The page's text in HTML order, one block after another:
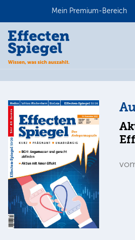
Mein Premium-Bereich
Anmelden